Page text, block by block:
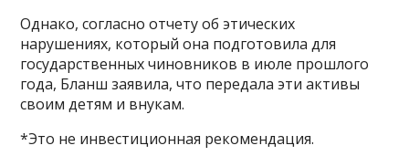
Однако, согласно отчету об этических
нарушениях, который она подготовила для
государственных чиновников в июле прошлого
года, Бланш заявила, что передала эти активы
своим детям и внукам.
*Это не инвестиционная рекомендация.